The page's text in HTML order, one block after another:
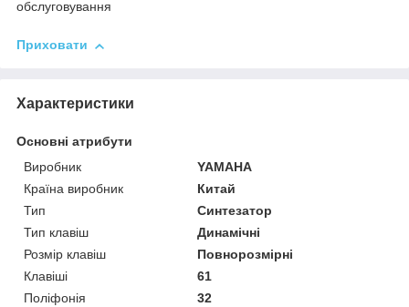
обслуговування
Приховати
Характеристики
Основні атрибути
Виробник
YAMAHA
Країна виробник
Китай
Тип
Синтезатор
Тип клавіш
Динамічні
Розмір клавіш
Повнорозмірні
Клавіші
61
Поліфонія
32